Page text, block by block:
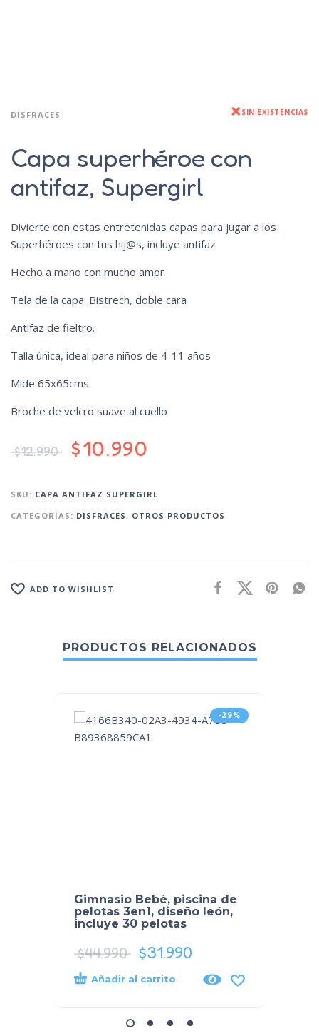
DISFRACES SIN EXISTENCIAS
Capa superhéroe con
antifaz, Supergirl
Divierte con estas entretenidas capas para jugar a los
Superhéroes con tus hij@s, incluye antifaz
Hecho a mano con mucho amor
Tela de la capa: Bistrech, doble cara
Antifaz de fieltro.
Talla única, ideal para niños de 4-11 años
Mide 65x65cms.
Broche de velcro suave al cuello
$12.990 $10.990
SKU: CAPA ANTIFAZ SUPERGIRL
CATEGORÍAS: DISFRACES, OTROS PRODUCTOS
ADD TO WISHLIST
PRODUCTOS RELACIONADOS
-29%
Gimnasio Bebé, piscina de
pelotas 3en1, diseño león,
incluye 30 pelotas
$44.990 $31.990
Añadir al carrito